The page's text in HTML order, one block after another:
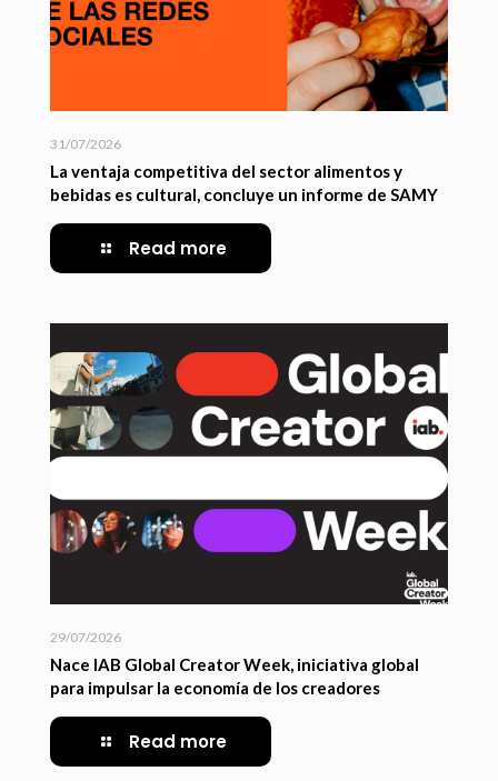
31/07/2026
La ventaja competitiva del sector alimentos y
bebidas es cultural, concluye un informe de SAMY
Read more
29/07/2026
Nace IAB Global Creator Week, iniciativa global
para impulsar la economía de los creadores
Read more